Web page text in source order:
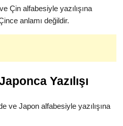
Çin alfabesiyle yazılışına
anlamı değildir.
Yazılışı
ve Japon alfabesiyle yazılışına